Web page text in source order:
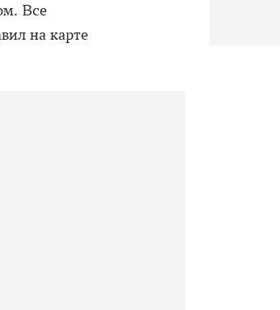
Все
на карте